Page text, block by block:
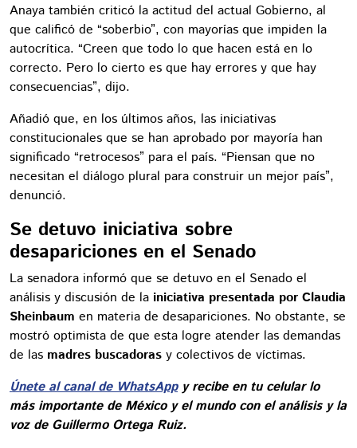
Anaya también criticó la actitud del actual Gobierno, al
que calificó de “soberbio”, con mayorías que impiden la
autocrítica. “Creen que todo lo que hacen está en lo
correcto. Pero lo cierto es que hay errores y que hay
consecuencias”, dijo.
Añadió que, en los últimos años, las iniciativas
constitucionales que se han aprobado por mayoría han
significado “retrocesos” para el país. “Piensan que no
necesitan el diálogo plural para construir un mejor país”,
denunció.
Se detuvo iniciativa sobre
desapariciones en el Senado
La senadora informó que se detuvo en el Senado el
análisis y discusión de la iniciativa presentada por Claudia
Sheinbaum en materia de desapariciones. No obstante, se
mostró optimista de que esta logre atender las demandas
de las madres buscadoras y colectivos de víctimas.
Únete al canal de WhatsAppy recibe en tu celular lo
más importante de México y el mundo con el análisis y la
voz de Guillermo Ortega Ruiz.